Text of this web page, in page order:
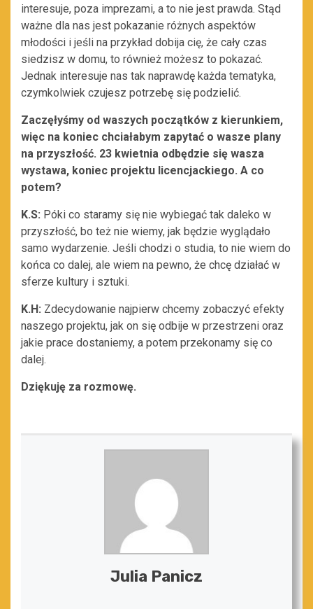
interesuje, poza imprezami, a to nie jest prawda. Stąd
ważne dla nas jest pokazanie różnych aspektów
młodości i jeśli na przykład dobija cię, że cały czas
siedzisz w domu, to również możesz to pokazać.
Jednak interesuje nas tak naprawdę każda tematyka,
czymkolwiek czujesz potrzebę się podzielić.
Zaczęłyśmy od waszych początków z kierunkiem,
więc na koniec chciałabym zapytać o wasze plany
na przyszłość. 23 kwietnia odbędzie się wasza
wystawa, koniec projektu licencjackiego. A co
potem?
K.S: Póki co staramy się nie wybiegać tak daleko w
przyszłość, bo też nie wiemy, jak będzie wyglądało
samo wydarzenie. Jeśli chodzi o studia, to nie wiem do
końca co dalej, ale wiem na pewno, że chcę działać w
sferze kultury i sztuki.
K.H: Zdecydowanie najpierw chcemy zobaczyć efekty
naszego projektu, jak on się odbije w przestrzeni oraz
jakie prace dostaniemy, a potem przekonamy się co
dalej.
Dziękuję za rozmowę.
Julia Panicz